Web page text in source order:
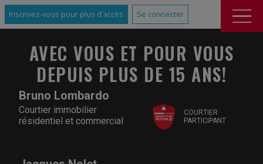
Inscrivez-vous pour plus d'accès Se connecter
Bruno Lombardo
Courtier immobilier
résidentiel et commercial
COURTIER
PARTICIPANT
AVEC VOUS ET POUR VOUS
DEPUIS PLUS DE 15 ANS!